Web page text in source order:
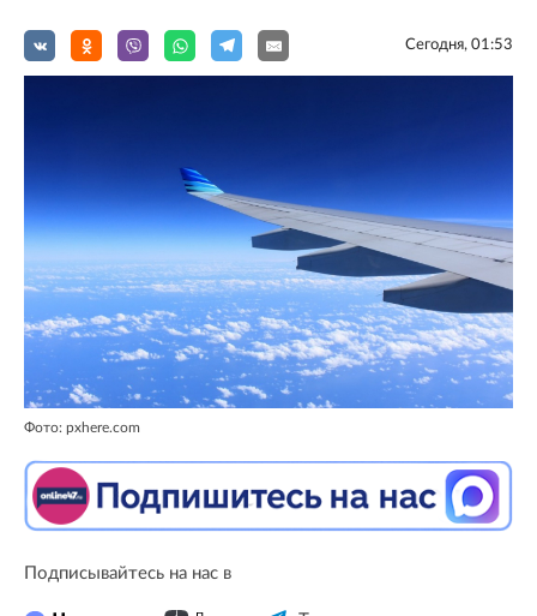
Сегодня, 01:53
Фото: pxhere.com
Подписывайтесь на нас в